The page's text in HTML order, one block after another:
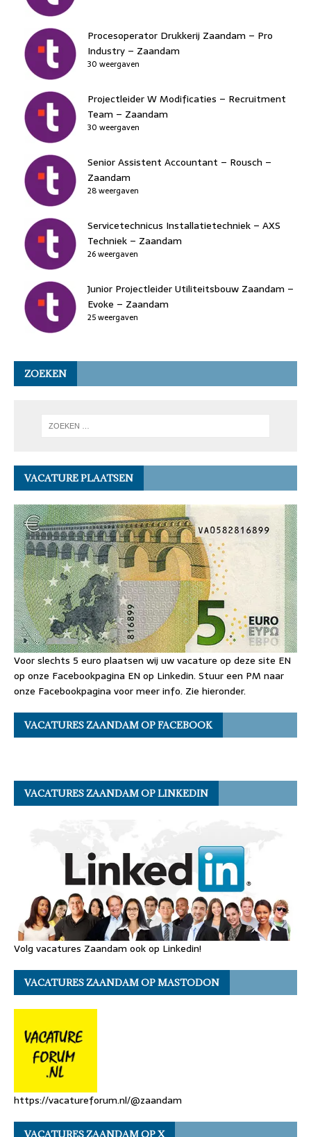
Procesoperator Drukkerij Zaandam – Pro
Industry – Zaandam
30 weergaven
Projectleider W Modificaties – Recruitment
Team – Zaandam
30 weergaven
Senior Assistent Accountant – Rousch –
Zaandam
28 weergaven
Servicetechnicus Installatietechniek – AXS
Techniek – Zaandam
26 weergaven
Junior Projectleider Utiliteitsbouw Zaandam –
Evoke – Zaandam
25 weergaven
ZOEKEN
VACATURE PLAATSEN
Voor slechts 5 euro plaatsen wij uw vacature op deze site EN
op onze Facebookpagina EN op Linkedin. Stuur een PM naar
onze Facebookpagina voor meer info. Zie hieronder.
VACATURES ZAANDAM OP FACEBOOK
VACATURES ZAANDAM OP LINKEDIN
Volg vacatures Zaandam ook op Linkedin!
VACATURES ZAANDAM OP MASTODON
https://vacatureforum.nl/@zaandam
VACATURES ZAANDAM OP X